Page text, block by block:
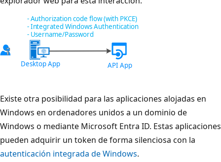
Existe otra posibilidad para las aplicaciones alojadas en
Windows en ordenadores unidos a un dominio de
Windows o mediante Microsoft Entra ID. Estas aplicaciones
pueden adquirir un token de forma silenciosa con la
autenticación integrada de Windows.